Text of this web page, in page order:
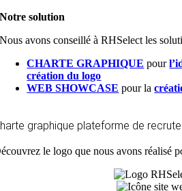
Notre solution
Nous avons conseillé à RHSelect les
CHARTE GRAPHIQUE pour
création du logo
WEB SHOWCASE pour la
graphique plateforme de
le logo que nous avons réalisé